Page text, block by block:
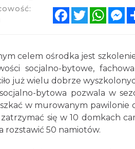
FacebookTwitter
celem ośrodka jest
socjalno-bytowe,
już wielu dobrze
bytowa pozwala w
w murowanym pawilonie
się w 10 domkach
rozstawić 50 namiotów.